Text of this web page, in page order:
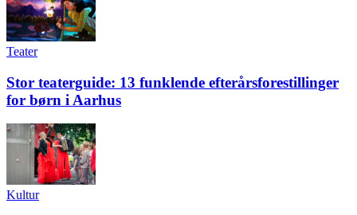
Teater
Stor teaterguide: 13 funklende efterårsforestillinger
for børn i Aarhus
Kultur